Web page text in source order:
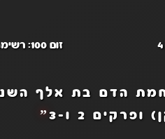
זום 100: רשימת המשאלות של המתים פרק 4
הדם בת אלף
”